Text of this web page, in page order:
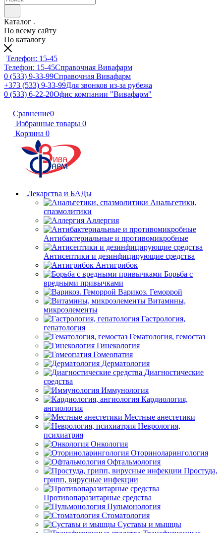
Каталог
По всему сайту
По каталогу
Телефон: 15-45
Телефон: 15-45Справочная Вивафарм
0 (533) 9-33-99Справочная Вивафарм
+373 (533) 9-33-99Для звонков из-за рубежа
0 (533) 6-22-20Офис компании "Вивафарм"
Сравнение0
Избранные товары 0
Корзина 0
Лекарства и БАДы
Анальгетики,
спазмолитики
Аллергия
Антибактериальные и противомикробные
Антисептики и дезинфицирующие средства
Антигрибок
Борьба с
вредными привычками
Варикоз. Геморрой
Витамины,
микроэлементы
Гастрология,
гепатология
Гематология, гемостаз
Гинекология
Гомеопатия
Дерматология
Диагностические
средства
Иммунология
Кардиология,
ангиология
Местные анестетики
Неврология,
психиатрия
Онкология
Оториноларингология
Офтальмология
Простуда,
грипп, вирусные инфекции
Противопаразитарные средства
Пульмонология
Стоматология
Суставы и мышцы